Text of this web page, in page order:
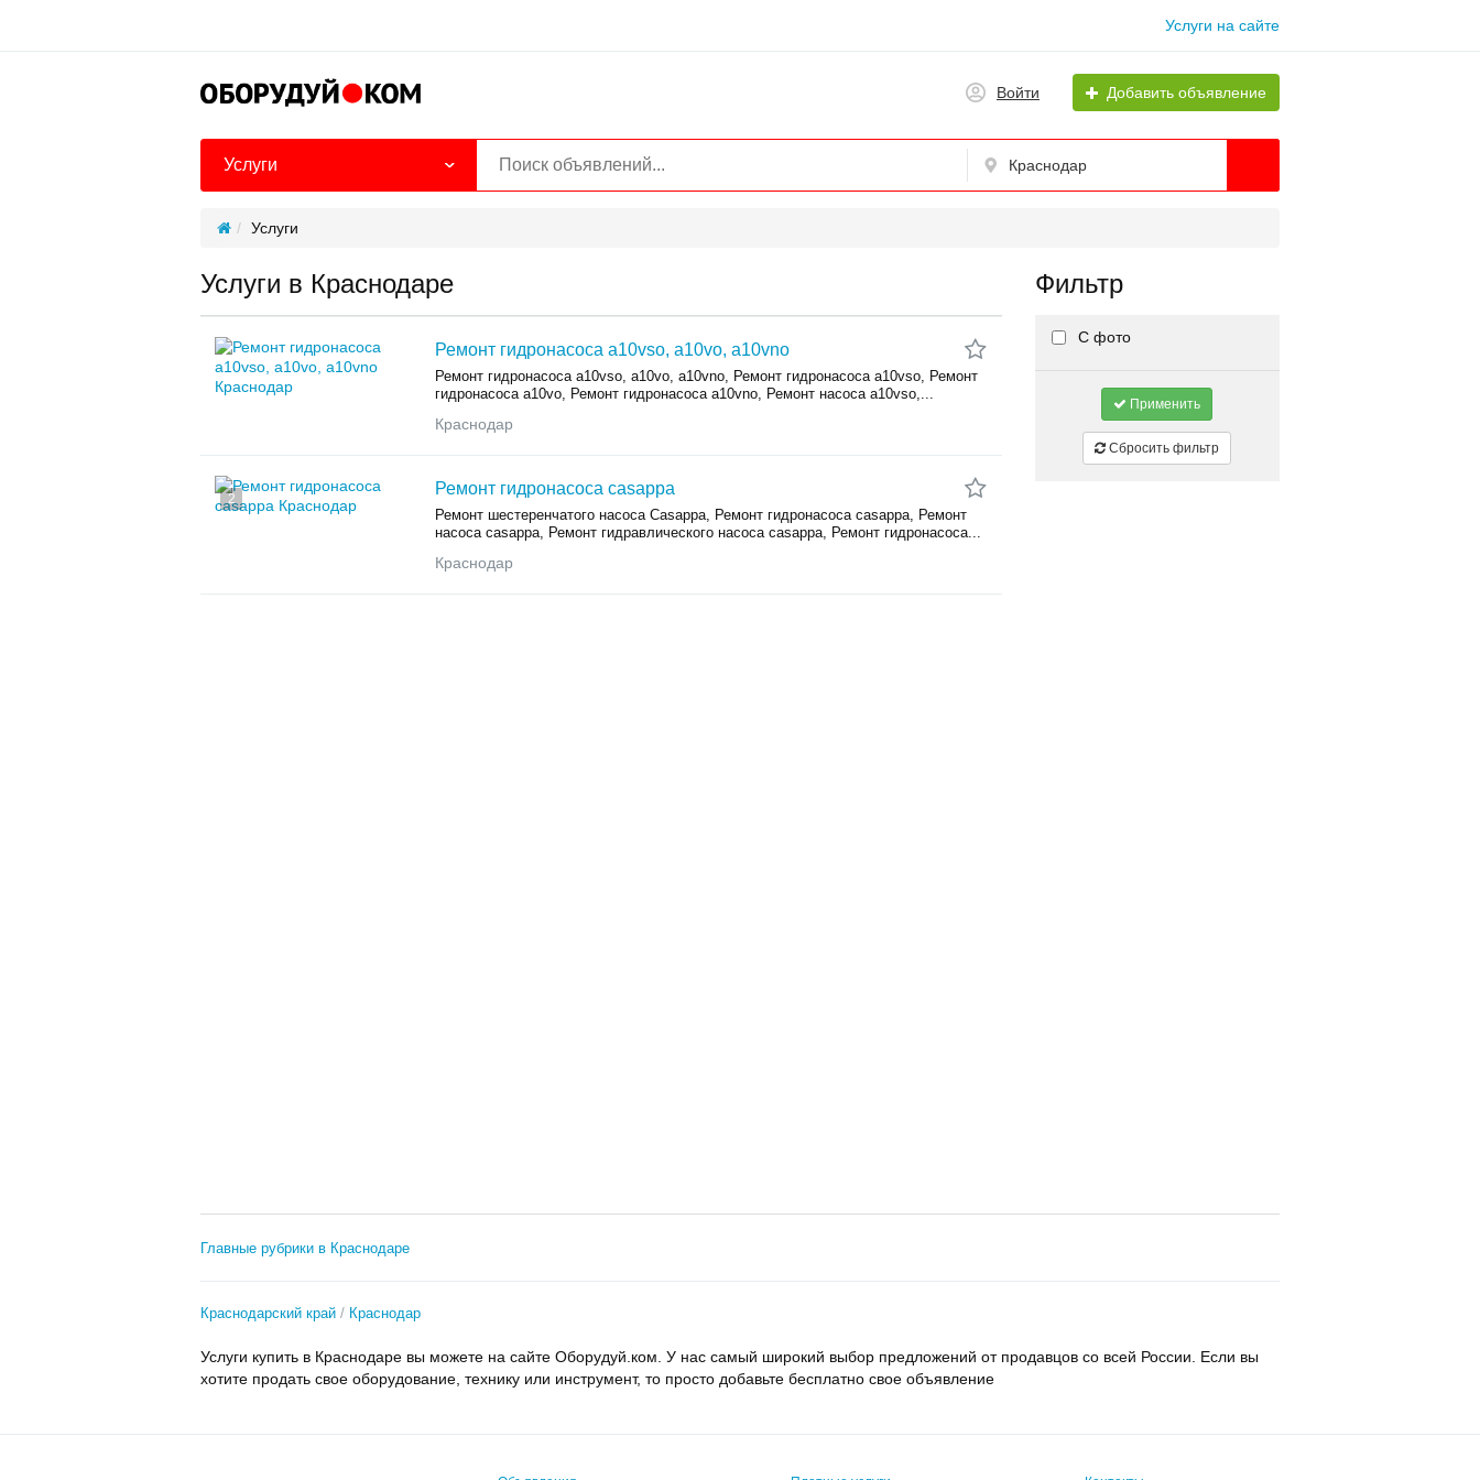
Услуги на сайте
Войти Добавить объявление
Услуги Краснодар
Услуги
Услуги в Краснодаре
Ремонт гидронасоса a10vso, a10vo, a10vno
Ремонт гидронасоса a10vso, a10vo, a10vno, Ремонт гидронасоса a10vso, Ремонт
гидронасоса a10vo, Ремонт гидронасоса a10vno, Ремонт насоса a10vso,...
Краснодар
2
Ремонт гидронасоса casappa
Ремонт шестеренчатого насоса Casappa, Ремонт гидронасоса casappa, Ремонт
насоса casappa, Ремонт гидравлического насоса casappa, Ремонт гидронасоса...
Краснодар
Фильтр
С фото
Применить
Сбросить фильтр
Главные рубрики в Краснодаре
Краснодарский край Краснодар
Услуги купить в Краснодаре вы можете на сайте Оборудуй.ком. У нас самый широкий выбор предложений от продавцов со всей России. Если вы
хотите продать свое оборудование, технику или инструмент, то просто добавьте бесплатно свое объявление